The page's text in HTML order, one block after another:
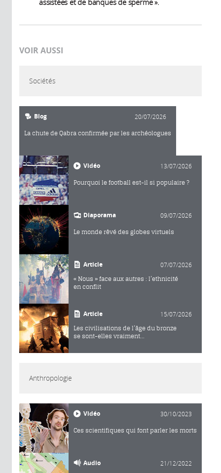
assistées et de banques de sperme ».
VOIR AUSSI
Sociétés
Blog 20/07/2026
La chute de Qabra confirmée par les archéologues
Vidéo 13/07/2026
Pourquoi le football est-il si populaire ?
Diaporama 09/07/2026
Le monde rêvé des globes virtuels
Article 07/07/2026
« Nous » face aux autres : l’ethnicité
en conflit
Article 15/07/2026
Les civilisations de l’âge du bronze
se sont-elles vraiment...
Anthropologie
Vidéo 30/10/2023
Ces scientifiques qui font parler les morts
Audio 21/12/2022